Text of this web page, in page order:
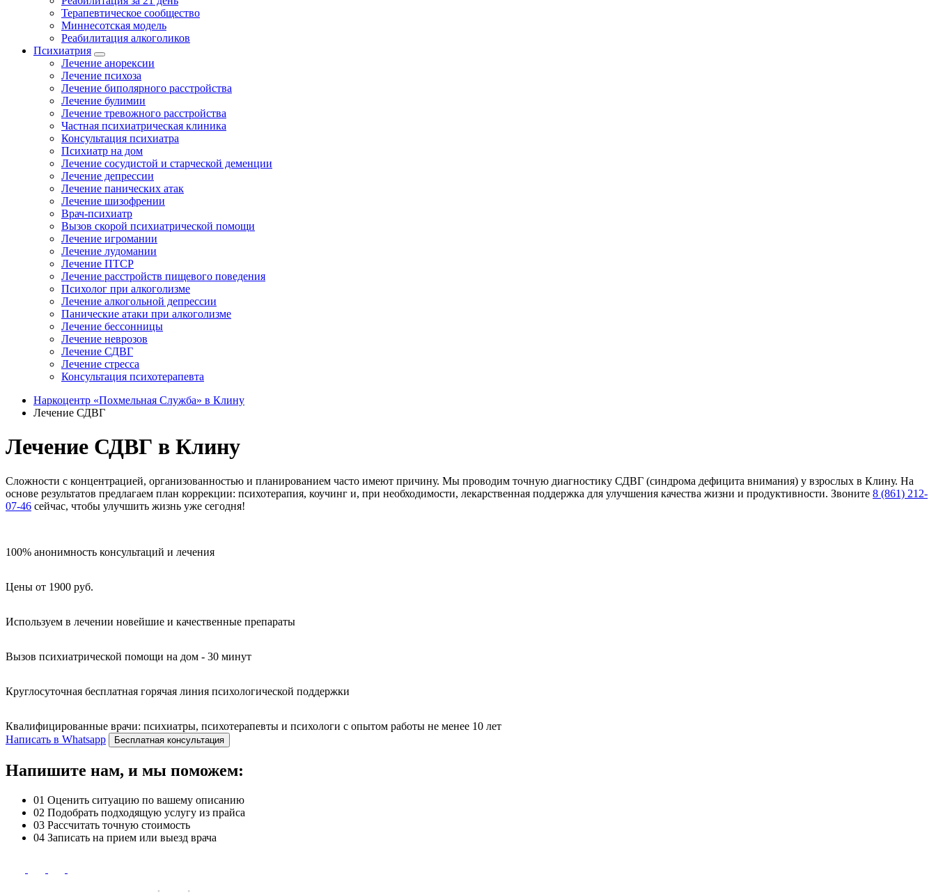
Терапевтическое сообщество
Миннесотская модель
Реабилитация алкоголиков
Психиатрия
Лечение анорексии
Лечение психоза
Лечение биполярного расстройства
Лечение булимии
Лечение тревожного расстройства
Частная психиатрическая клиника
Консультация психиатра
Психиатр на дом
Лечение сосудистой и старческой деменции
Лечение депрессии
Лечение панических атак
Лечение шизофрении
Врач-психиатр
Вызов скорой психиатрической помощи
Лечение игромании
Лечение лудомании
Лечение ПТСР
Лечение расстройств пищевого поведения
Психолог при алкоголизме
Лечение алкогольной депрессии
Панические атаки при алкоголизме
Лечение бессонницы
Лечение неврозов
Лечение СДВГ
Лечение стресса
Консультация психотерапевта
Наркоцентр «Похмельная Служба» в Клину
Лечение СДВГ
Лечение СДВГ в Клину
Сложности с концентрацией, организованностью и планированием часто имеют причину. Мы проводим точную диагностику СДВГ (синдрома дефицита внимания) у взрослых в Клину. На
основе результатов предлагаем план коррекции: психотерапия, коучинг и, при необходимости, лекарственная поддержка для улучшения качества жизни и продуктивности. Звоните 8 (861) 212-
07-46 сейчас, чтобы улучшить жизнь уже сегодня!
100% анонимность консультаций и лечения
Цены от 1900 руб.
Используем в лечении новейшие и качественные препараты
Вызов психиатрической помощи на дом - 30 минут
Круглосуточная бесплатная горячая линия психологической поддержки
Квалифицированные врачи: психиатры, психотерапевты и психологи с опытом работы не менее 10 лет
Написать в Whatsapp
Бесплатная консультация
Напишите нам, и мы поможем:
01 Оценить ситуацию по вашему описанию
02 Подобрать подходящую услугу из прайса
03 Рассчитать точную стоимость
04 Записать на прием или выезд врача